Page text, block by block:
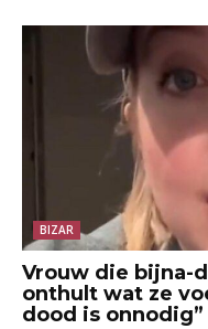
BIZAR
Vrouw die bijna-
onthult wat ze
dood is onnodig”